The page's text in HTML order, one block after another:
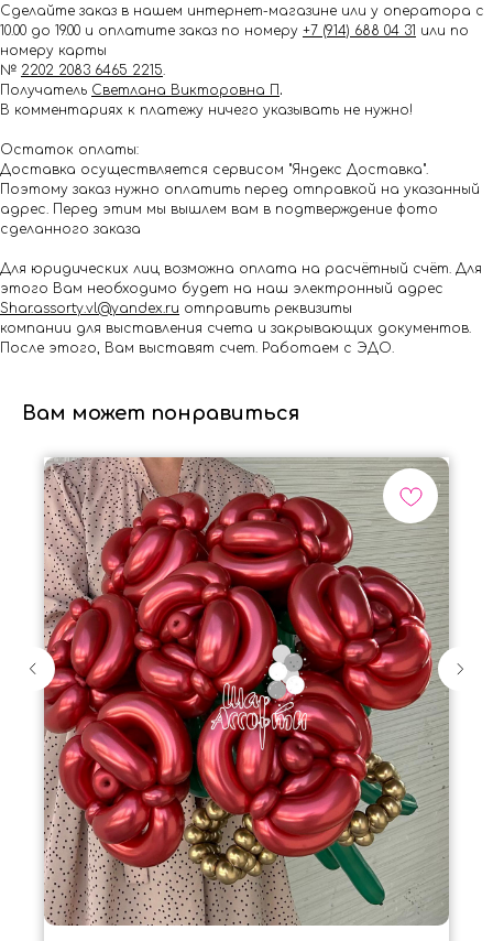
Сделайте заказ в нашем интернет-магазине или у оператора с
10.00 до 19.00 и оплатите заказ по номеру +7 (914) 688 04 31 или по
номеру карты
№ 2202 2083 6465 2215.
Получатель Светлана Викторовна П .
В комментариях к платежу ничего указывать не нужно!
Остаток оплаты:
Доставка осуществляется сервисом "Яндекс Доставка".
Поэтому заказ нужно оплатить перед отправкой на указанный
адрес. Перед этим мы вышлем вам в подтверждение фото
сделанного заказа
Для юридических лиц возможна оплата на расчётный счёт. Для
этого Вам необходимо будет на наш электронный адрес
Shar.assorty.vl@yandex.ru отправить реквизиты
компании для выставления счета и закрывающих документов.
После этого, Вам выставят счет. Работаем с ЭДО.
Вам может понравиться